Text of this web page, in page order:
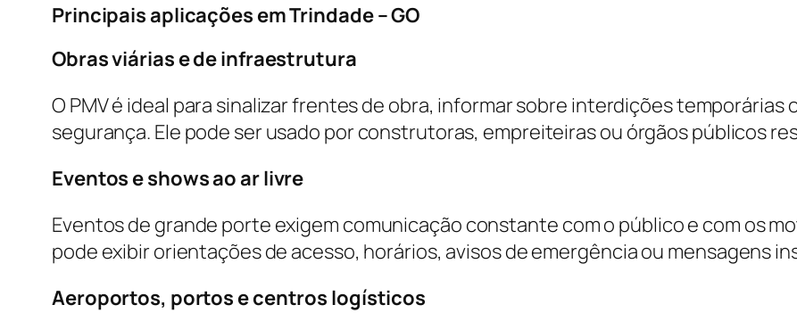
Principais aplicações em Trindade – GO
Obras viárias e de infraestrutura
O PMV é ideal para sinalizar frentes de obra, informar sobre interdições temporárias
segurança. Ele pode ser usado por construtoras, empreiteiras ou órgãos públicos
Eventos e shows ao ar livre
Eventos de grande porte exigem comunicação constante com o público e com os
pode exibir orientações de acesso, horários, avisos de emergência ou mensagens
Aeroportos, portos e centros logísticos